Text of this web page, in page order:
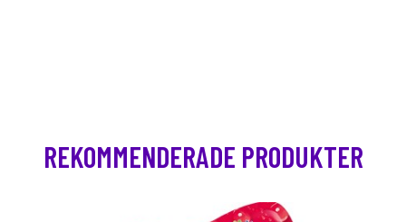
REKOMMENDERADE PRODUKTER